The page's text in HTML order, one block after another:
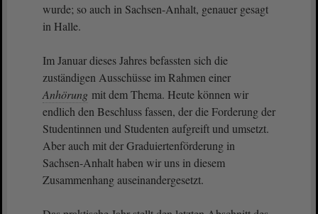
wurde; so auch in Sachsen-Anhalt, genauer gesagt
in Halle.
Im Januar dieses Jahres befassten sich die
zuständigen Ausschüsse im Rahmen einer
Anhörung mit dem Thema. Heute können wir
endlich den Beschluss fassen, der die Forderung der
Studentinnen und Studenten aufgreift und umsetzt.
Aber auch mit der Graduiertenförderung in
Sachsen-Anhalt haben wir uns in diesem
Zusammenhang auseinandergesetzt.